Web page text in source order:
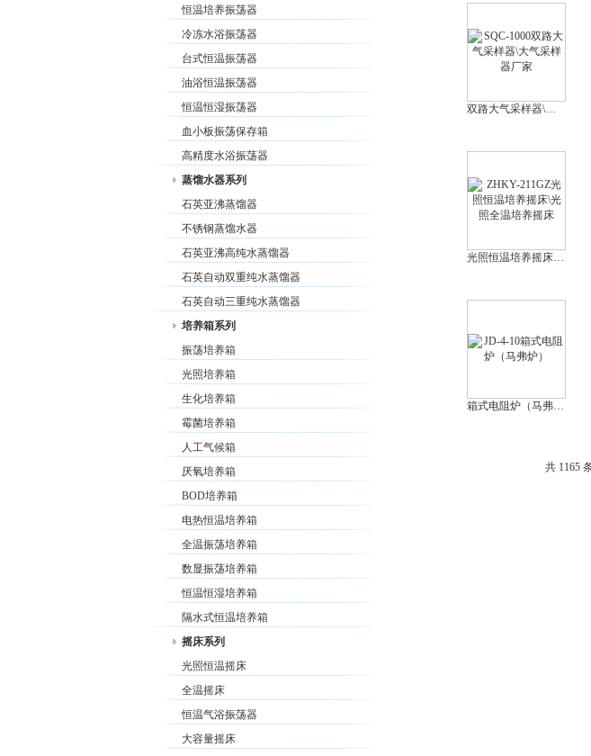
恒温培养振荡器
冷冻水浴振荡器
台式恒温振荡器
油浴恒温振荡器
恒温恒湿振荡器
血小板振荡保存箱
高精度水浴振荡器
蒸馏水器系列
石英亚沸蒸馏器
不锈钢蒸馏水器
石英亚沸高纯水蒸馏器
石英自动双重纯水蒸馏器
石英自动三重纯水蒸馏器
培养箱系列
振荡培养箱
光照培养箱
生化培养箱
霉菌培养箱
人工气候箱
厌氧培养箱
BOD培养箱
电热恒温培养箱
全温振荡培养箱
数显振荡培养箱
恒温恒湿培养箱
隔水式恒温培养箱
摇床系列
光照恒温摇床
全温摇床
恒温气浴振荡器
大容量摇床
双路大气采样器\大气采样器厂家
光照恒温培养摇床\光照全温培养摇床
箱式电阻炉（马弗炉）
共 1165